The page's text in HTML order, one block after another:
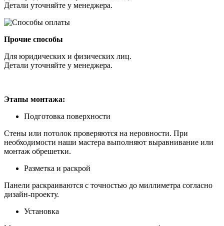
Детали уточняйте у менеджера.
Прочие способы
Для юридических и физических лиц.
Детали уточняйте у менеджера.
Этапы монтажа:
Подготовка поверхности
Стены или потолок проверяются на неровности. При
необходимости наши мастера выполняют выравнивание или
монтаж обрешетки.
Разметка и раскрой
Панели раскраиваются с точностью до миллиметра согласно
дизайн-проекту.
Установка